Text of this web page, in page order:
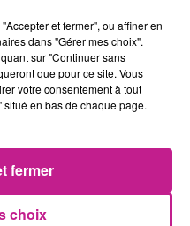
pour une
vos expériences et la
barème.
Travaux Publics et/ou dans
et fermer", ou affiner en
dans "Gérer mes choix".
sur "Continuer sans
que pour ce site. Vous
votre consentement à tout
en bas de chaque page.
choix
fermer